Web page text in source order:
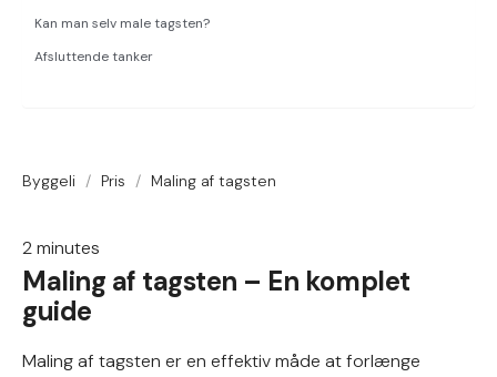
Byggeli / Pris / Maling af tagsten
2minutes
Maling af tagsten – En komplet
guide
Maling af tagsten er en effektiv måde at forlænge
Kan man selv male tagsten?
Afsluttende tanker